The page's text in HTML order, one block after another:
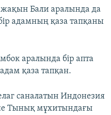
жақын Бали аралында да
адамның қаза тапқаны
аралында бір апта
қаза тапқан.
саналатын Индонезия
Тынық мұхитындағы